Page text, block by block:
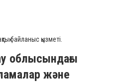
байланыс қызметі.
облысындағы
және